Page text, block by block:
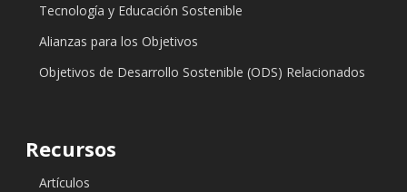
Tecnología y Educación Sostenible
Alianzas para los Objetivos
Objetivos de Desarrollo Sostenible (ODS) Relacionados
Recursos
Artículos